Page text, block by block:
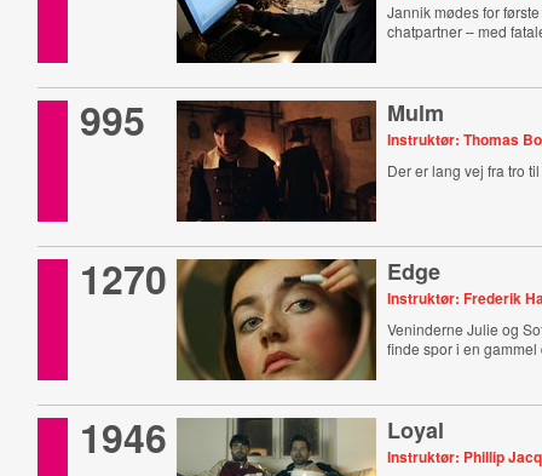
Jannik mødes for
chatpartner – med
995 Mulm
Instruktør: Thomas
Der er lang vej fra tro
1270 Edge
Instruktør: Frederik
Veninderne Julie og
finde spor i en
1946 Loyal
Instruktør: Phillip